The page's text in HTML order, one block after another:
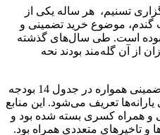
تسنیم، هر ساله یکی از
موضوع خرید تضمینی و
بوده است. طی سال‌های گذشته
از آن گله‌مند بودند نحه
منابع و مصارف مربوط به خرید تضمینی همواره در جدول 14 بودجه
تعریف می‌شود. این منابع
و همراه کسری بسته شده بود و
و تاخیرهای متعددی همراه بود.